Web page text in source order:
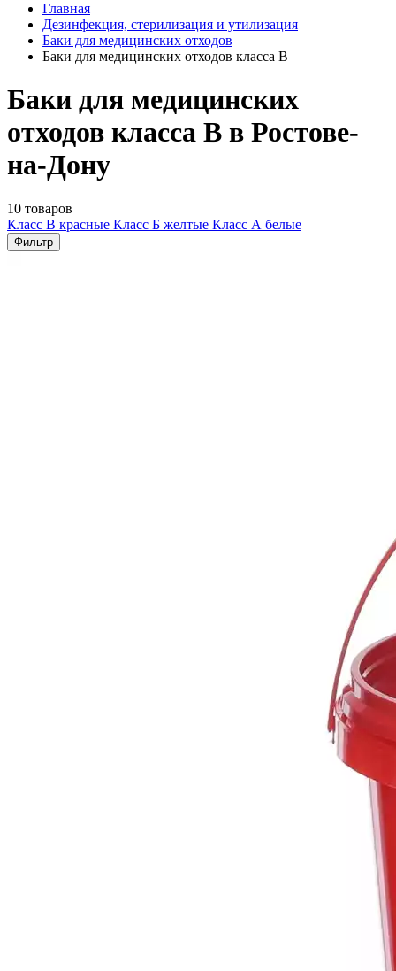
Главная
Дезинфекция, стерилизация и утилизация
Баки для медицинских отходов
Баки для медицинских отходов класса В
Баки для медицинских
отходов класса В в Ростове-
на-Дону
10 товаров
Класс В красные Класс Б желтые Класс А белые
Фильтр